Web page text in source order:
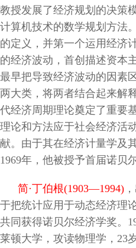
教授发展了经济规划的决策
计算机技术的数学规划方法
的定义，并第一个运用经济
的经济波动，首创描述资本
最早把导致经济波动的因素
两大类，将两者结合起来解
代经济周期理论奠定了重要
理论和方法应于社会经济活
献。由于其在经济计量学及
1969年，他被授予首届诺贝
简·丁伯根(1903—1994)
于把统计应用于动态经济理
共同获得诺贝尔经济学奖。
莱顿大学，攻读物理学，23